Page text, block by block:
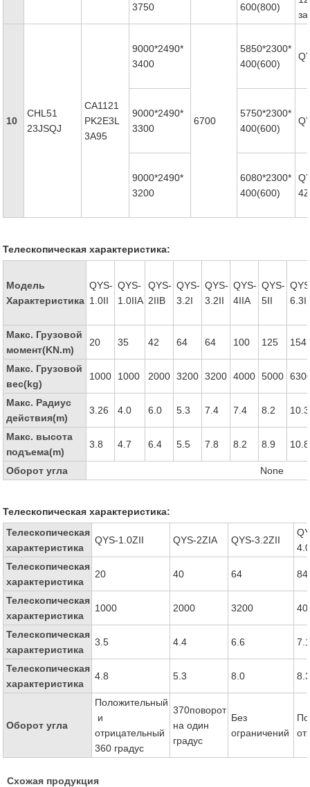
3750 600(800)
10
CHL51
23JSQJ
CA1121
PK2E3L
3A95
9000*2490*
3400
6700
5850*2300*
400(600)
9000*2490*
3300
5750*2300*
400(600)
9000*2490*
3200
6080*2300*
400(600)
Телескопическая характеристика:
Модель
Характеристика
QYS-
1.0II
QYS-
1.0IIA
QYS-
2IIB
QYS-
3.2I
QYS-
3.2II
QYS-
4IIA
QYS-
5II
Макс. Грузовой
момент(KN.m)
20 35 42 64 64 100 125
Макс. Грузовой
вес(kg)
1000 1000 2000 3200 3200 4000 5000
Макс. Радиус
действия(m)
3.26 4.0 6.0 5.3 7.4 7.4 8.2 10.3
Макс. высота
подъема(m)
3.8 4.7 6.4 5.5 7.8 8.2 8.9 10.8
Оборот угла None
Телескопическая характеристика:
Телескопическая
характеристика
QYS-1.0ZII QYS-2ZIA QYS-3.2ZII
Телескопическая
характеристика
20 40 64 84
Телескопическая
характеристика
1000 2000 3200
Телескопическая
характеристика
3.5 4.4 6.6
Телескопическая
характеристика
4.8 5.3 8.0
Оборот угла
Положительный
и
отрицательный
360 градус
370поворот
на один
градус
Без
ограничений
Схожая продукция